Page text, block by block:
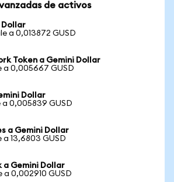
de activos
Dollar
a 0,013872 GUSD
Token a Gemini Dollar
a 0,005667 GUSD
Dollar
a 0,005839 GUSD
a Gemini Dollar
a 13,6803 GUSD
a Gemini Dollar
a 0,002910 GUSD